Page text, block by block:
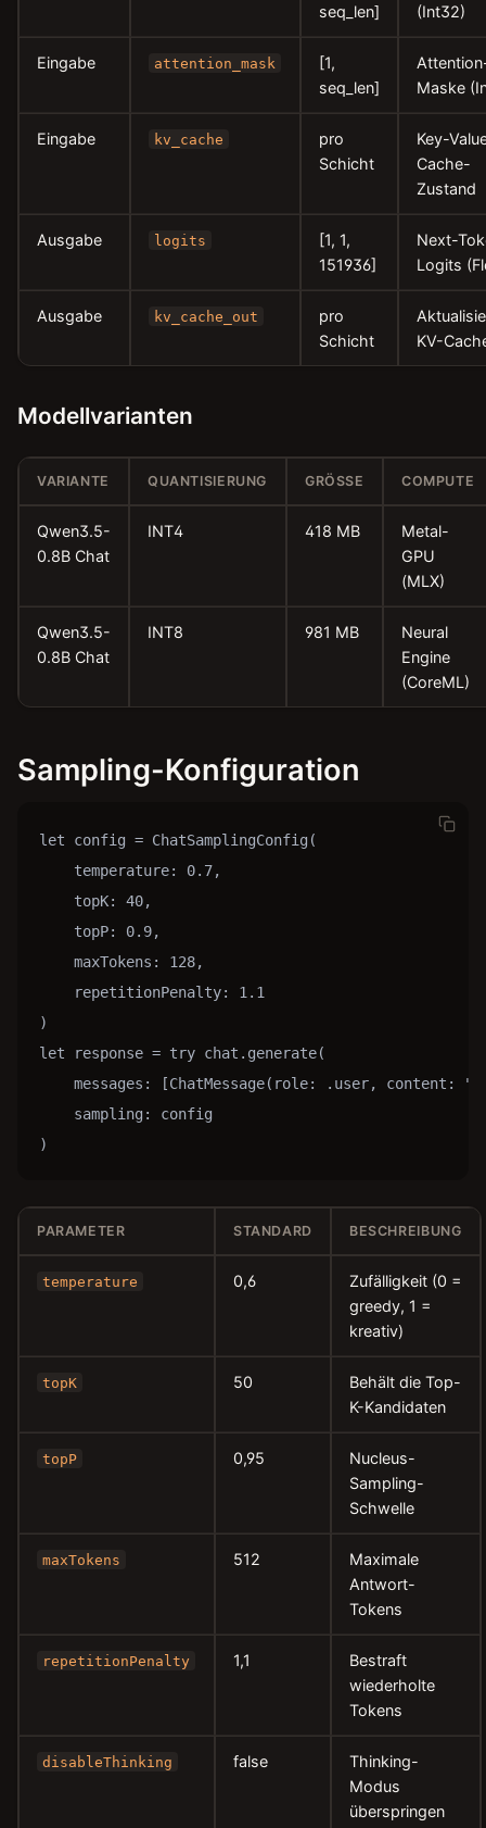
seq_len]
(Int32)
Eingabe attention_mask
[1,
seq_len]
Maske
Eingabe kv_cache
pro
Schicht
Key-
Cache-
Zustand
Ausgabe logits
[1, 1,
151936]
Next-
Logits
Ausgabe kv_cache_out
pro
Schicht
KV-
Modellvarianten
VARIANTE QUANTISIERUNG GRÖSSE COMPUTE
Qwen3.5-
0.8B Chat
INT4 418 MB
Metal-
GPU
(MLX)
Qwen3.5-
0.8B Chat
INT8 981 MB
Neural
Engine
(CoreML)
Sampling-Konfiguration
let config = ChatSamplingConfig(
    temperature: 0.7,
    topK: 40,
    topP: 0.9,
    maxTokens: 128,
    repetitionPenalty: 1.1
)
let response = try chat.generate(
messages: [ChatMessage(role: .user, content:
    sampling: config
)
PARAMETER STANDARD BESCHREIBUNG
temperature 0,6
Zufälligkeit (0 =
greedy, 1 =
kreativ)
topK 50
Behält die Top-
K-Kandidaten
topP 0,95
Nucleus-
Sampling-
Schwelle
maxTokens 512
Maximale
Antwort-
Tokens
repetitionPenalty 1,1
Bestraft
wiederholte
Tokens
disableThinking false
Thinking-
Modus
überspringen